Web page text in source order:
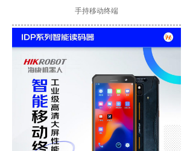
手持移动终端